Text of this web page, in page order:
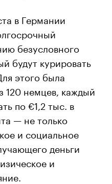
в Германии
безусловного
будут курировать
этого была
120 немцев, каждый
по €1,2 тыс. в
— не только
и социальное
деньги
и